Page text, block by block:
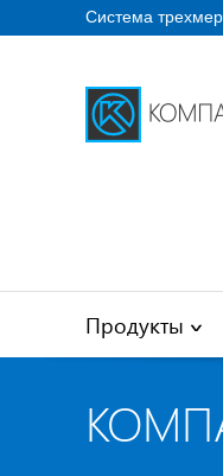
Система
Продукты